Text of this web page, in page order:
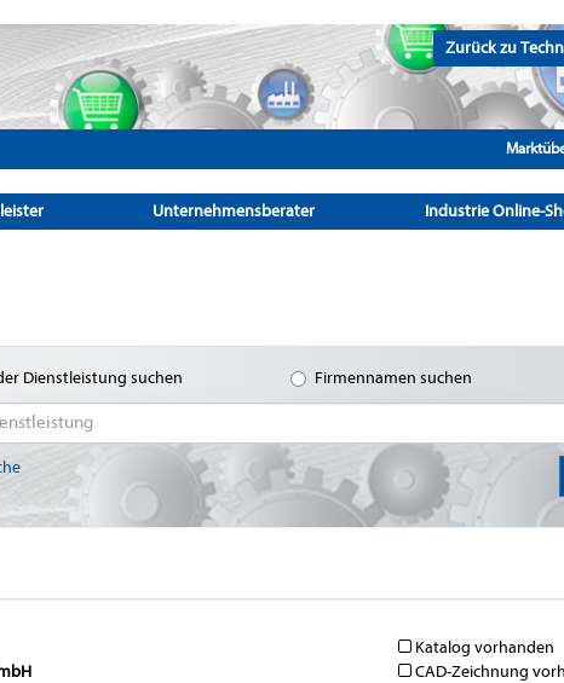
Zurück zu
Unternehmensberater Industrie Online-
Dienstleistung suchen Firmennamen suchen
Katalog vorhanden
CAD-Zeichnung